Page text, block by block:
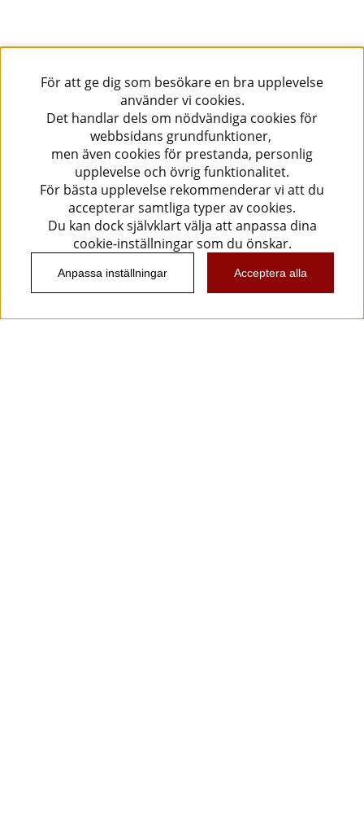
För att ge dig som besökare en bra upplevelse
använder vi cookies.
Det handlar dels om nödvändiga cookies för
webbsidans grundfunktioner,
men även cookies för prestanda, personlig
upplevelse och övrig funktionalitet.
För bästa upplevelse rekommenderar vi att du
accepterar samtliga typer av cookies.
Du kan dock självklart välja att anpassa dina
cookie-inställningar som du önskar.
Anpassa inställningar Acceptera alla